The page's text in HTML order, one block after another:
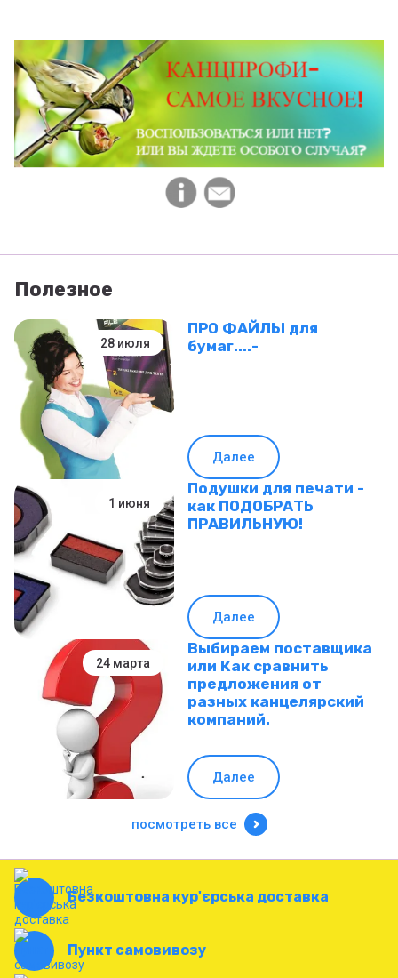
Полезное
28 июля
ПРО ФАЙЛЫ для
бумаг....-
Далее
1 июня
Подушки для печати -
как ПОДОБРАТЬ
ПРАВИЛЬНУЮ!
Далее
24 марта
Выбираем поставщика
или Как сравнить
предложения от
разных канцелярский
компаний.
Далее
посмотреть все
Безкоштовна кур'єрська доставка
Пункт самовивозу